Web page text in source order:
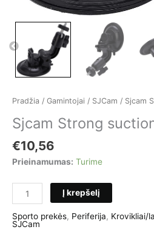
Pradžia / Gamintojai / SJCam / Sjcam
Sjcam Strong
€10,56
Prieinamumas: Turime
produkto
kiekis:
Sjcam
Strong
Į krepšelį
Sporto prekės, Periferija, Krovikliai/
SJCam